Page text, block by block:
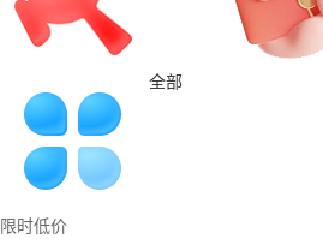
全部
限时低价